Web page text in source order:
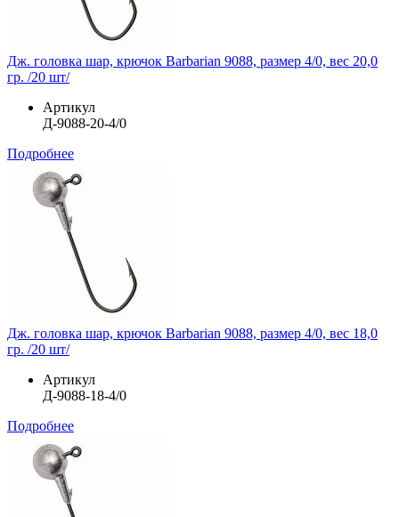
Дж. головка шар, крючок Barbarian 9088, размер 4/0, вес 20,0
гр. /20 шт/
Артикул
Д-9088-20-4/0
Подробнее
Дж. головка шар, крючок Barbarian 9088, размер 4/0, вес 18,0
гр. /20 шт/
Артикул
Д-9088-18-4/0
Подробнее